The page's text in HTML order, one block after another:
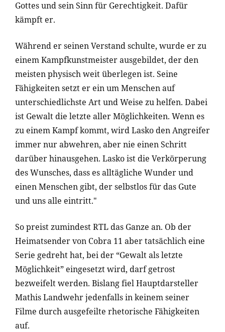
Gottes und sein Sinn für Gerechtigkeit. Dafür
kämpft er.
Während er seinen Verstand schulte, wurde er zu
einem Kampfkunstmeister ausgebildet, der den
meisten physisch weit überlegen ist. Seine
Fähigkeiten setzt er ein um Menschen auf
unterschiedlichste Art und Weise zu helfen. Dabei
ist Gewalt die letzte aller Möglichkeiten. Wenn es
zu einem Kampf kommt, wird Lasko den Angreifer
immer nur abwehren, aber nie einen Schritt
darüber hinausgehen. Lasko ist die Verkörperung
des Wunsches, dass es alltägliche Wunder und
einen Menschen gibt, der selbstlos für das Gute
und uns alle eintritt."
So preist zumindest RTL das Ganze an. Ob der
Heimatsender von Cobra 11 aber tatsächlich eine
Serie gedreht hat, bei der “Gewalt als letzte
Möglichkeit” eingesetzt wird, darf getrost
bezweifelt werden. Bislang fiel Hauptdarsteller
Mathis Landwehr jedenfalls in keinem seiner
Filme durch ausgefeilte rhetorische Fähigkeiten
auf.